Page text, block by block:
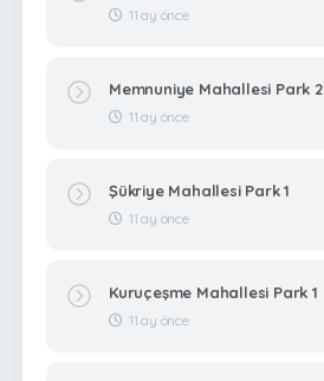
11 ay önce
Memnuniye Mahallesi Park 2
11 ay önce
Şükriye Mahallesi Park 1
11 ay önce
Kuruçeşme Mahallesi Park 1
11 ay önce